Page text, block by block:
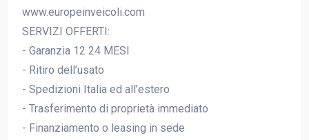
www.europeinveicoli.com
SERVIZI OFFERTI:
- Garanzia 12 24 MESI
- Ritiro dell’usato
- Spedizioni Italia ed all’estero
- Trasferimento di proprietà immediato
- Finanziamento o leasing in sede